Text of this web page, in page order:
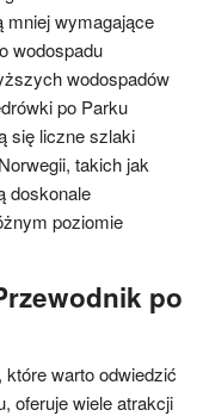
mniej wymagające
wodospadu
wodospadów
po Parku
się liczne szlaki
takich jak
doskonale
poziomie
po
które warto odwiedzić
oferuje wiele atrakcji